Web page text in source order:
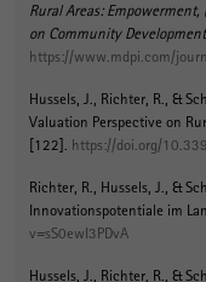
Rural Areas:
on Community
https://www.mdpi.com/
Hussels, J., Richter, R., &
Valuation Perspective on
[122]. https://doi.org/
Richter, R., Hussels, J., &
Innovationspotentiale im
v=sS0ewI3PDvA
Hussels, J., Richter, R., &